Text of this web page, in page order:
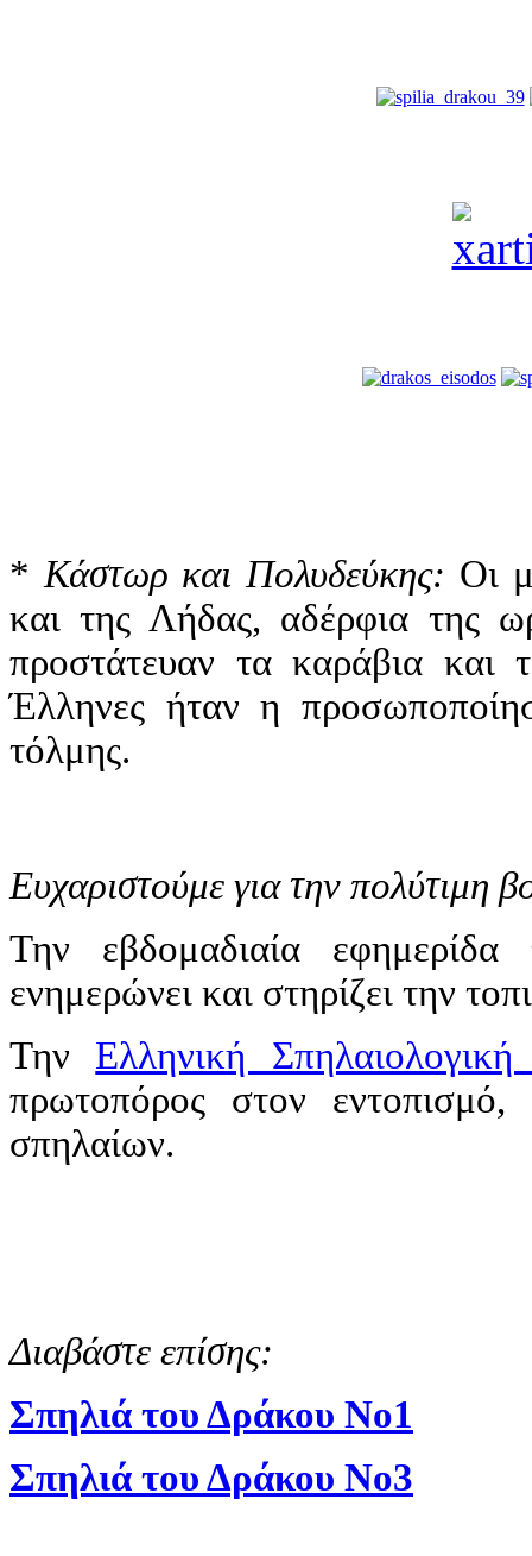
*Κάστωρ και Πολυδεύκης: Οι
και της Λήδας, αδέρφια της
προστάτευαν τα καράβια και
Έλληνες ήταν η
τόλμης.
Ευχαριστούμε για την πολύτιμη
Την εβδομαδιαία
ενημερώνει και στηρίζει την
Την Ελληνική Σπηλαιολογική
πρωτοπόρος στον
σπηλαίων.
Διαβάστε επίσης:
Σπηλιά του Δράκου Νο1
Σπηλιά του Δράκου Νο3